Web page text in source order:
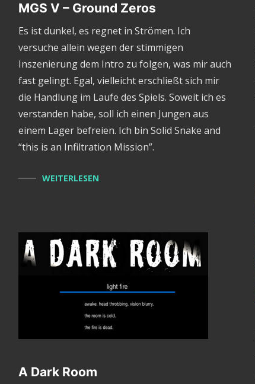
MGS V – Ground Zeros
Es ist dunkel, es regnet in Strömen. Ich
versuche allein wegen der stimmigen
Inszenierung dem Intro zu folgen, was mir auch
fast gelingt. Egal, vielleicht erschließt sich mir
die Handlung im Laufe des Spiels. Soweit ich es
verstanden habe, soll ich einen Jungen aus
einem Lager befreien. Ich bin Solid Snake and
“this is an Infiltration Mission”.
WEITERLESEN
A Dark Room